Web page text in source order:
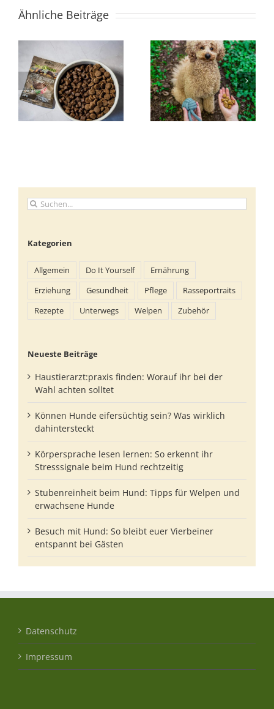
Ähnliche Beiträge
Suche
Kategorien
Allgemein Do It Yourself
Ernährung
Erziehung
Gesundheit Pflege
Rasseportraits
Rezepte
Unterwegs Welpen Zubehör
Neueste Beiträge
Haustierarzt:praxis finden: Worauf ihr bei der
Wahl achten solltet
Können Hunde eifersüchtig sein? Was wirklich
dahintersteckt
Körpersprache lesen lernen: So erkennt ihr
Stresssignale beim Hund rechtzeitig
Stubenreinheit beim Hund: Tipps für Welpen und
erwachsene Hunde
Besuch mit Hund: So bleibt euer Vierbeiner
entspannt bei Gästen
Datenschutz
Impressum